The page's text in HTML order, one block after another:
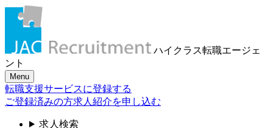
ハイクラス転職エージェ
ント
Menu
転職支援サービスに登録する
ご登録済みの方求人紹介を申し込む
求人検索